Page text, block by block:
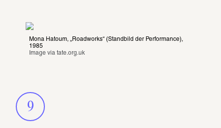
Mona Hatoum, „Roadworks“ (Standbild der Performance),
1985
Image via tate.org.uk
9